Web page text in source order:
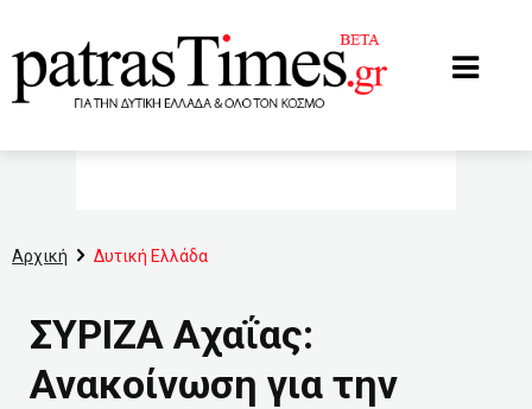
Αρχική Δυτική Ελλάδα
ΣΥΡΙΖΑ Αχαΐας:
Ανακοίνωση για την